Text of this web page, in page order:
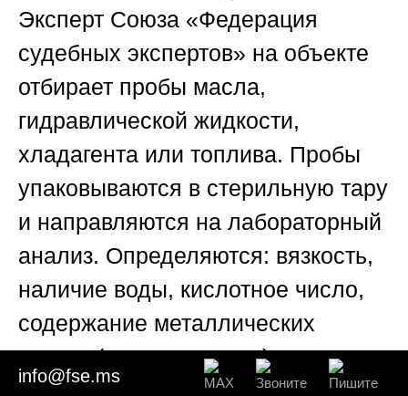
Эксперт Союза «Федерация
судебных экспертов» на объекте
отбирает пробы масла,
гидравлической жидкости,
хладагента или топлива. Пробы
упаковываются в стерильную тару
и направляются на лабораторный
анализ. Определяются: вязкость,
наличие воды, кислотное число,
содержание металлических
частиц (спектрометрия).
Повышенное содержание железа,
info@fse.ms